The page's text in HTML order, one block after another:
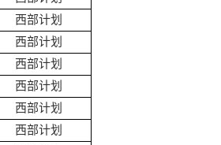
西部计划
西部计划
西部计划
西部计划
西部计划
西部计划